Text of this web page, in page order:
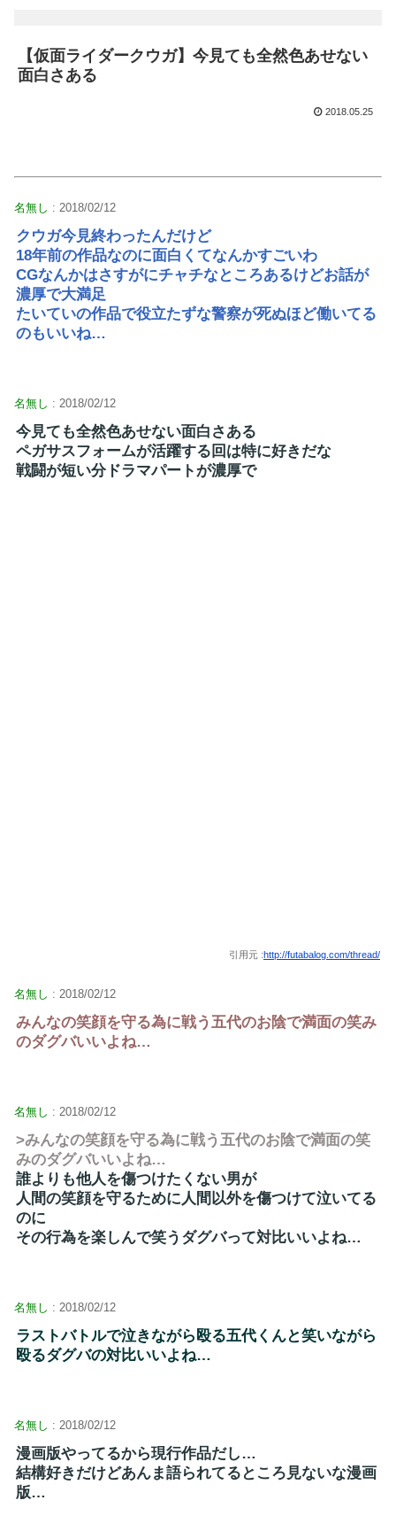
【仮面ライダークウガ】今見ても全然色あせない
面白さある
2018.05.25
名無し : 2018/02/12
クウガ今見終わったんだけど
18年前の作品なのに面白くてなんかすごいわ
CGなんかはさすがにチャチなところあるけどお話が
濃厚で大満足
たいていの作品で役立たずな警察が死ぬほど働いてる
のもいいね…
名無し : 2018/02/12
今見ても全然色あせない面白さある
ペガサスフォームが活躍する回は特に好きだな
戦闘が短い分ドラマパートが濃厚で
引用元 :http://futabalog.com/thread/
名無し : 2018/02/12
みんなの笑顔を守る為に戦う五代のお陰で満面の笑み
のダグバいいよね…
名無し : 2018/02/12
>みんなの笑顔を守る為に戦う五代のお陰で満面の笑
みのダグバいいよね…
誰よりも他人を傷つけたくない男が
人間の笑顔を守るために人間以外を傷つけて泣いてる
のに
その行為を楽しんで笑うダグバって対比いいよね…
名無し : 2018/02/12
ラストバトルで泣きながら殴る五代くんと笑いながら
殴るダグバの対比いいよね…
名無し : 2018/02/12
漫画版やってるから現行作品だし…
結構好きだけどあんま語られてるところ見ないな漫画
版…